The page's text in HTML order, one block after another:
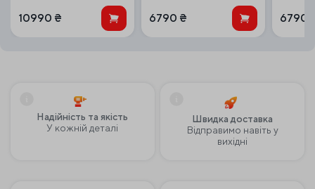
10990 ₴ 6790 ₴ 6790
Надійність та якість
У кожній деталі
Швидка доставка
Відправимо навіть у
вихідні